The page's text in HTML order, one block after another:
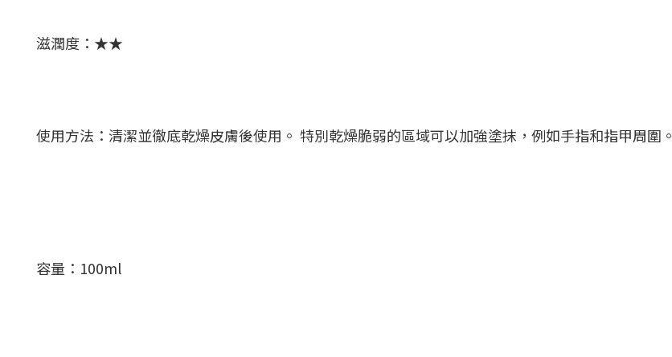
滋潤度：★★
使用方法：清潔並徹底乾燥皮膚後使用。 特別乾燥脆弱的區域可以加強塗抹，例如手指和指甲周圍。
容量：100ml